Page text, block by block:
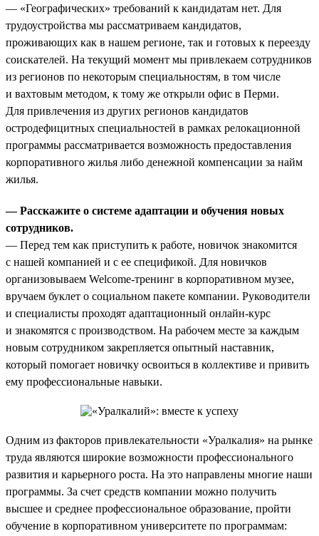
— «Географических» требований к кандидатам нет. Для
трудоустройства мы рассматриваем кандидатов,
проживающих как в нашем регионе, так и готовых к переезду
соискателей. На текущий момент мы привлекаем сотрудников
из регионов по некоторым специальностям, в том числе
и вахтовым методом, к тому же открыли офис в Перми.
Для привлечения из других регионов кандидатов
остродефицитных специальностей в рамках релокационной
программы рассматривается возможность предоставления
корпоративного жилья либо денежной компенсации за найм
жилья.
— Расскажите о системе адаптации и обучения новых
сотрудников.
— Перед тем как приступить к работе, новичок знакомится
с нашей компанией и с ее спецификой. Для новичков
организовываем Welcome-тренинг в корпоративном музее,
вручаем буклет о социальном пакете компании. Руководители
и специалисты проходят адаптационный онлайн-курс
и знакомятся с производством. На рабочем месте за каждым
новым сотрудником закрепляется опытный наставник,
который помогает новичку освоиться в коллективе и привить
ему профессиональные навыки.
Одним из факторов привлекательности «Уралкалия» на рынке
труда являются широкие возможности профессионального
развития и карьерного роста. На это направлены многие наши
программы. За счет средств компании можно получить
высшее и среднее профессиональное образование, пройти
обучение в корпоративном университете по программам: